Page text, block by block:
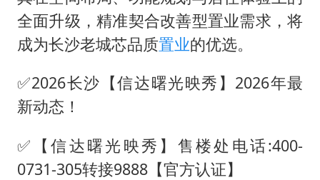
全面升级，精准契合改善型置业需求，将
成为长沙老城芯品质置业的优选。
✅2026长沙【信达曙光映秀】2026年最
新动态！
✅【信达曙光映秀】售楼处电话:400-
0731-305转接9888【官方认证】